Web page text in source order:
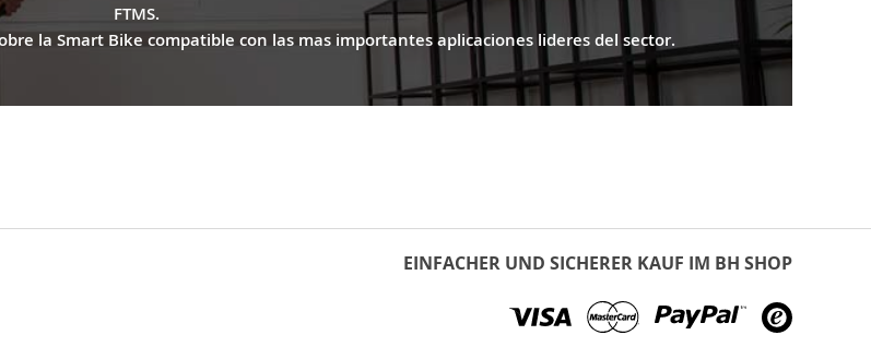
FTMS.
la Smart Bike compatible con las mas importantes aplicaciones lideres del sector.
EINFACHER UND SICHERER KAUF IM BH SHOP